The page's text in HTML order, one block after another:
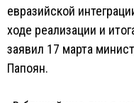
евразийской
ходе реализации и
заявил 17 марта
Папоян.